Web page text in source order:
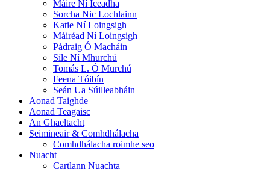
Máire Ní Íceadha
Sorcha Nic Lochlainn
Katie Ní Loingsigh
Máiréad Ní Loingsigh
Pádraig Ó Macháin
Síle Ní Mhurchú
Tomás L. Ó Murchú
Feena Tóibín
Seán Ua Súilleabháin
Aonad Taighde
Aonad Teagaisc
An Ghaeltacht
Seimineair & Comhdhálacha
Comhdhálacha roimhe seo
Nuacht
Cartlann Nuachta